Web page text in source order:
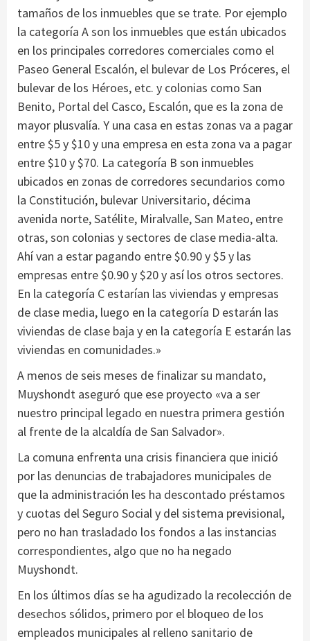
tamaños de los inmuebles que se trate. Por ejemplo
la categoría A son los inmuebles que están ubicados
en los principales corredores comerciales como el
Paseo General Escalón, el bulevar de Los Próceres, el
bulevar de los Héroes, etc. y colonias como San
Benito, Portal del Casco, Escalón, que es la zona de
mayor plusvalía. Y una casa en estas zonas va a pagar
entre $5 y $10 y una empresa en esta zona va a pagar
entre $10 y $70. La categoría B son inmuebles
ubicados en zonas de corredores secundarios como
la Constitución, bulevar Universitario, décima
avenida norte, Satélite, Miralvalle, San Mateo, entre
otras, son colonias y sectores de clase media-alta.
Ahí van a estar pagando entre $0.90 y $5 y las
empresas entre $0.90 y $20 y así los otros sectores.
En la categoría C estarían las viviendas y empresas
de clase media, luego en la categoría D estarán las
viviendas de clase baja y en la categoría E estarán las
viviendas en comunidades.»
A menos de seis meses de finalizar su mandato,
Muyshondt aseguró que ese proyecto «va a ser
nuestro principal legado en nuestra primera gestión
al frente de la alcaldía de San Salvador».
La comuna enfrenta una crisis financiera que inició
por las denuncias de trabajadores municipales de
que la administración les ha descontado préstamos
y cuotas del Seguro Social y del sistema previsional,
pero no han trasladado los fondos a las instancias
correspondientes, algo que no ha negado
Muyshondt.
En los últimos días se ha agudizado la recolección de
desechos sólidos, primero por el bloqueo de los
empleados municipales al relleno sanitario de